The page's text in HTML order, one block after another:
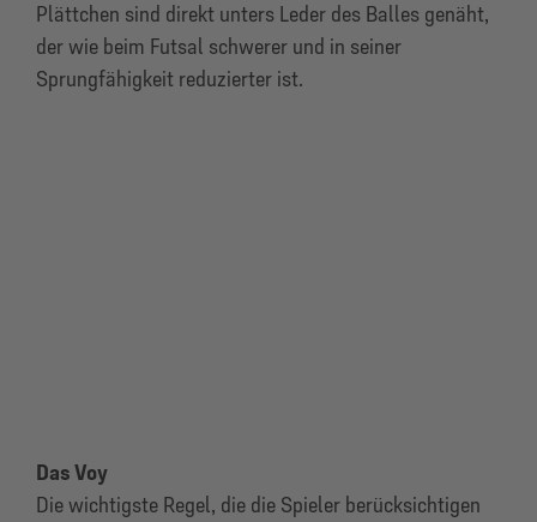
Plättchen sind direkt unters Leder des Balles genäht,
der wie beim Futsal schwerer und in seiner
Sprungfähigkeit reduzierter ist.
Das Voy
Die wichtigste Regel, die die Spieler berücksichtigen